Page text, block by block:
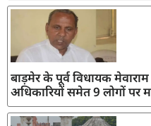
बाड़मेर के पूर्व विधायक
अधिकारियों समेत 9 लोगों पर